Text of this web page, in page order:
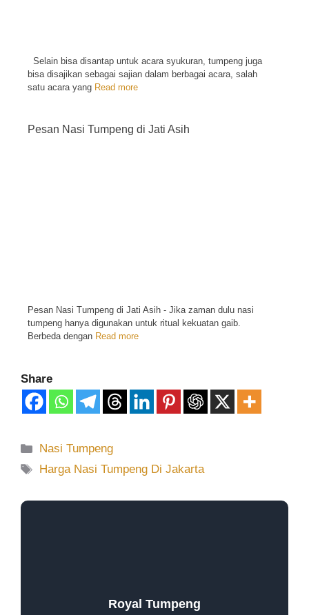
Selain bisa disantap untuk acara syukuran, tumpeng juga
bisa disajikan sebagai sajian dalam berbagai acara, salah
satu acara yang Read more
Pesan Nasi Tumpeng di Jati Asih
Pesan Nasi Tumpeng di Jati Asih - Jika zaman dulu nasi
tumpeng hanya digunakan untuk ritual kekuatan gaib.
Berbeda dengan Read more
Share
Nasi Tumpeng
Harga Nasi Tumpeng Di Jakarta
Royal Tumpeng